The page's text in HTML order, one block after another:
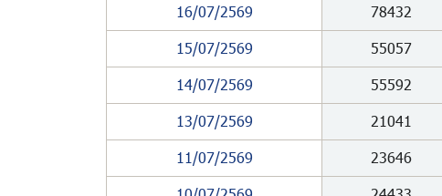
16/07/2569
78432
15/07/2569
55057
14/07/2569
55592
13/07/2569
21041
11/07/2569
23646